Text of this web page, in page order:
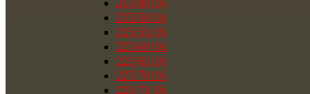
215/80/16
225/50/16
225/55/16
225/60/16
225/65/16
225/70/16
225/75/16